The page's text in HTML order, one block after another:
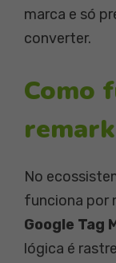
marca e só
converter.
Como
No
funciona por
Google Tag
lógica é